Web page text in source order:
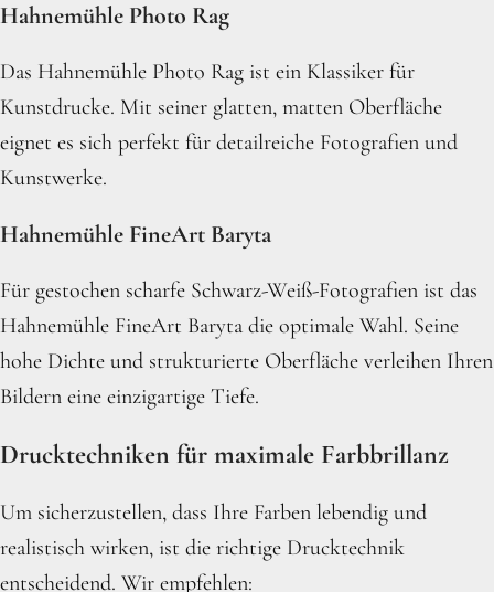
Hahnemühle Photo Rag
Das Hahnemühle Photo Rag ist ein Klassiker für
Kunstdrucke. Mit seiner glatten, matten Oberfläche
eignet es sich perfekt für detailreiche Fotografien und
Kunstwerke.
Hahnemühle FineArt Baryta
Für gestochen scharfe Schwarz-Weiß-Fotografien ist das
Hahnemühle FineArt Baryta die optimale Wahl. Seine
hohe Dichte und strukturierte Oberfläche verleihen Ihren
Bildern eine einzigartige Tiefe.
Drucktechniken für maximale Farbbrillanz
Um sicherzustellen, dass Ihre Farben lebendig und
realistisch wirken, ist die richtige Drucktechnik
entscheidend. Wir empfehlen: